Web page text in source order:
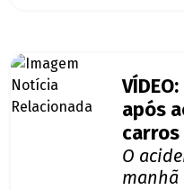
após
carros
O
manhã